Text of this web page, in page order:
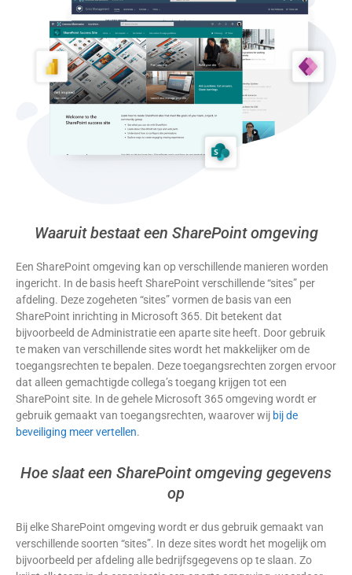
Waaruit bestaat een SharePoint omgeving
Een SharePoint omgeving kan op verschillende manieren worden
ingericht. In de basis heeft SharePoint verschillende “sites” per
afdeling. Deze zogeheten “sites” vormen de basis van een
SharePoint inrichting in Microsoft 365. Dit betekent dat
bijvoorbeeld de Administratie een aparte site heeft. Door gebruik
te maken van verschillende sites wordt het makkelijker om de
toegangsrechten te bepalen. Deze toegangsrechten zorgen ervoor
dat alleen gemachtigde collega’s toegang krijgen tot een
SharePoint site. In de gehele Microsoft 365 omgeving wordt er
gebruik gemaakt van toegangsrechten, waarover wij bij de
beveiliging meer vertellen.
Hoe slaat een SharePoint omgeving gegevens
op
Bij elke SharePoint omgeving wordt er dus gebruik gemaakt van
verschillende soorten “sites”. In deze sites wordt het mogelijk om
bijvoorbeeld per afdeling alle bedrijfsgegevens op te slaan. Zo